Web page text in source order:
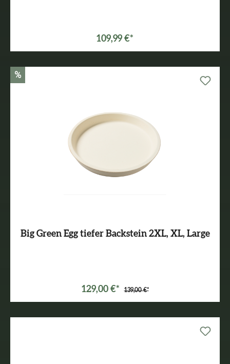
109,99 €*
%
Big Green Egg tiefer Backstein 2XL, XL, Large
129,00 €* 139,00 €*